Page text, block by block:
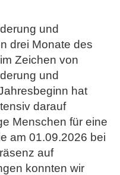
und
drei Monate des
Zeichen von
und
hat
darauf
Menschen für eine
am 01.09.2026 bei
auf
konnten wir